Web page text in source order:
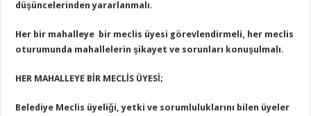
düşüncelerinden yararlanmalı.
Her bir mahalleye bir meclis üyesi görevlendirmeli, her meclis
oturumunda mahallelerin şikayet ve sorunları konuşulmalı.
HER MAHALLEYE BİR MECLİS ÜYESİ;
Belediye Meclis üyeliği, yetki ve sorumluluklarını bilen üyeler